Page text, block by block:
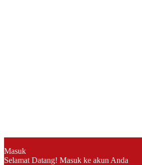
Masuk
Selamat Datang! Masuk ke akun Anda